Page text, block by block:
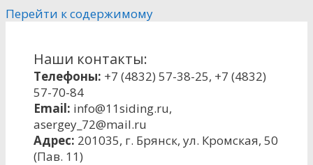
Перейти к содержимому
Наши контакты:
Телефоны: +7 (4832) 57-38-25, +7 (4832)
57-70-84
Email: info@11siding.ru,
asergey_72@mail.ru
Адрес: 201035, г. Брянск, ул. Кромская, 50
(Пав. 11)